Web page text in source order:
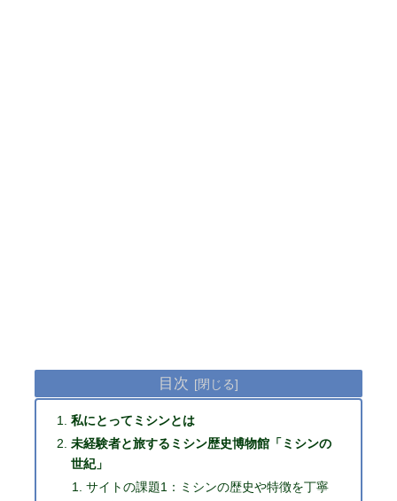
目次
私にとってミシンとは
未経験者と旅するミシン歴史博物館「ミシンの
世紀」
サイトの課題1：ミシンの歴史や特徴を丁寧